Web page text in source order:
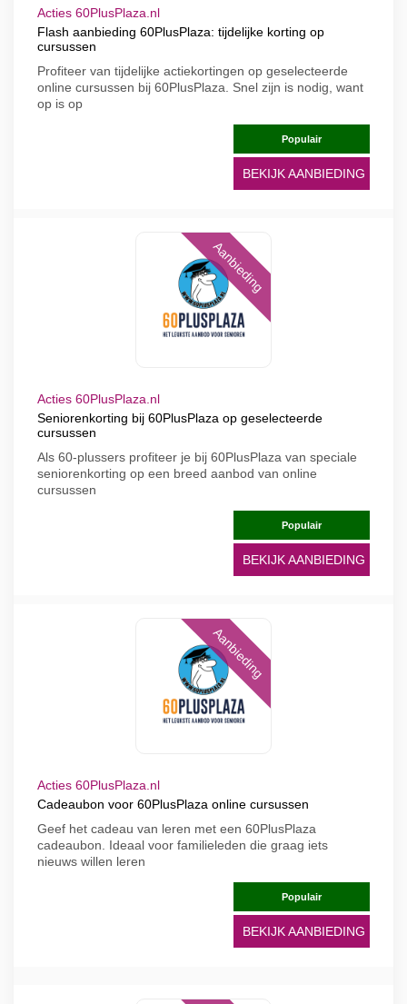
Acties 60PlusPlaza.nl
Flash aanbieding 60PlusPlaza: tijdelijke korting op
cursussen
Profiteer van tijdelijke actiekortingen op geselecteerde
online cursussen bij 60PlusPlaza. Snel zijn is nodig, want
op is op
Populair
BEKIJK AANBIEDING
Aanbieding
Acties 60PlusPlaza.nl
Seniorenkorting bij 60PlusPlaza op geselecteerde
cursussen
Als 60-plussers profiteer je bij 60PlusPlaza van speciale
seniorenkorting op een breed aanbod van online
cursussen
Populair
BEKIJK AANBIEDING
Aanbieding
Acties 60PlusPlaza.nl
Cadeaubon voor 60PlusPlaza online cursussen
Geef het cadeau van leren met een 60PlusPlaza
cadeaubon. Ideaal voor familieleden die graag iets
nieuws willen leren
Populair
BEKIJK AANBIEDING